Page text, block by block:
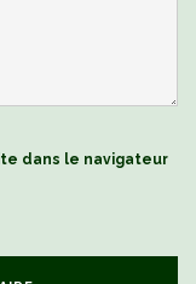
dans le navigateur